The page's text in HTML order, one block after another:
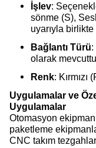
İşlev:
sönme (S),
uyarıyla birlikte
Bağlantı Türü
olarak
Renk: Kırmızı
Uygulamalar ve
Uygulamalar
Otomasyon
paketleme
CNC takım